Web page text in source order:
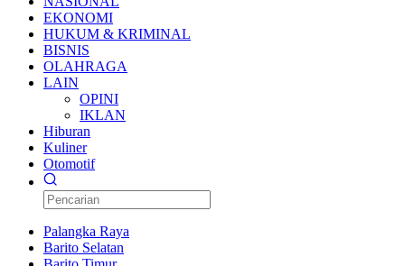
EKONOMI
HUKUM & KRIMINAL
BISNIS
OLAHRAGA
LAIN
OPINI
IKLAN
Hiburan
Kuliner
Otomotif
Palangka Raya
Barito Selatan